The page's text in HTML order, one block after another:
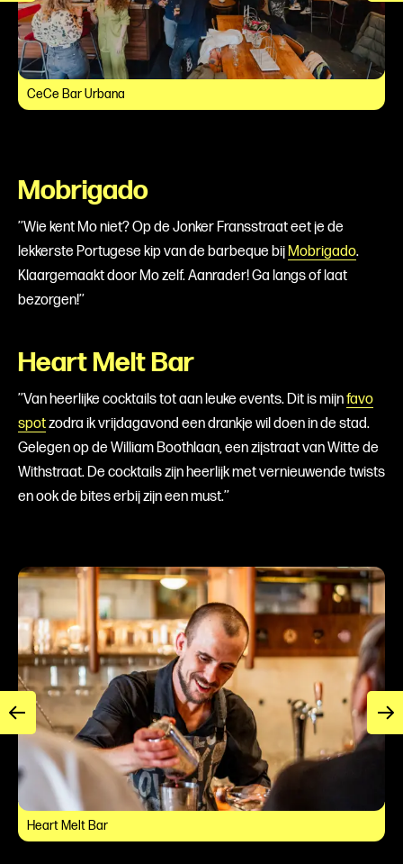
CeCe Bar Urbana
Mobrigado
’’Wie kent Mo niet? Op de Jonker Fransstraat eet je de
lekkerste Portugese kip van de barbeque bij Mobrigado.
Klaargemaakt door Mo zelf. Aanrader! Ga langs of laat
bezorgen!’’
Heart Melt Bar
’’Van heerlijke cocktails tot aan leuke events. Dit is mijnfavo
spotzodra ik vrijdagavond een drankje wil doen in de stad.
Gelegen op de William Boothlaan, een zijstraat van Witte de
Withstraat. De cocktails zijn heerlijk met vernieuwende twists
en ook de bites erbij zijn een must.’’
Heart Melt Bar